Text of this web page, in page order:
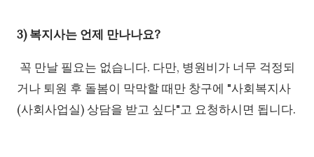
3) 복지사는 언제 만나나요?
꼭 만날 필요는 없습니다. 다만, 병원비가 너무 걱정되
거나 퇴원 후 돌봄이 막막할 때만 창구에 "사회복지사
(사회사업실) 상담을 받고 싶다"고 요청하시면 됩니다.